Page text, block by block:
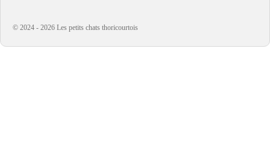
© 2024 - 2026 Les petits chats thoricourtois